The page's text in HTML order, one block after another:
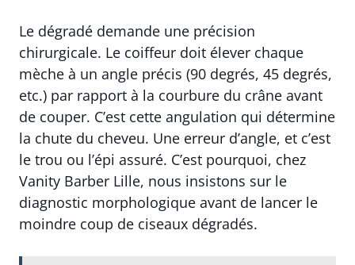
Le dégradé demande une précision
chirurgicale. Le coiffeur doit élever chaque
mèche à un angle précis (90 degrés, 45 degrés,
etc.) par rapport à la courbure du crâne avant
de couper. C’est cette angulation qui détermine
la chute du cheveu. Une erreur d’angle, et c’est
le trou ou l’épi assuré. C’est pourquoi, chez
Vanity Barber Lille, nous insistons sur le
diagnostic morphologique avant de lancer le
moindre coup de ciseaux dégradés.